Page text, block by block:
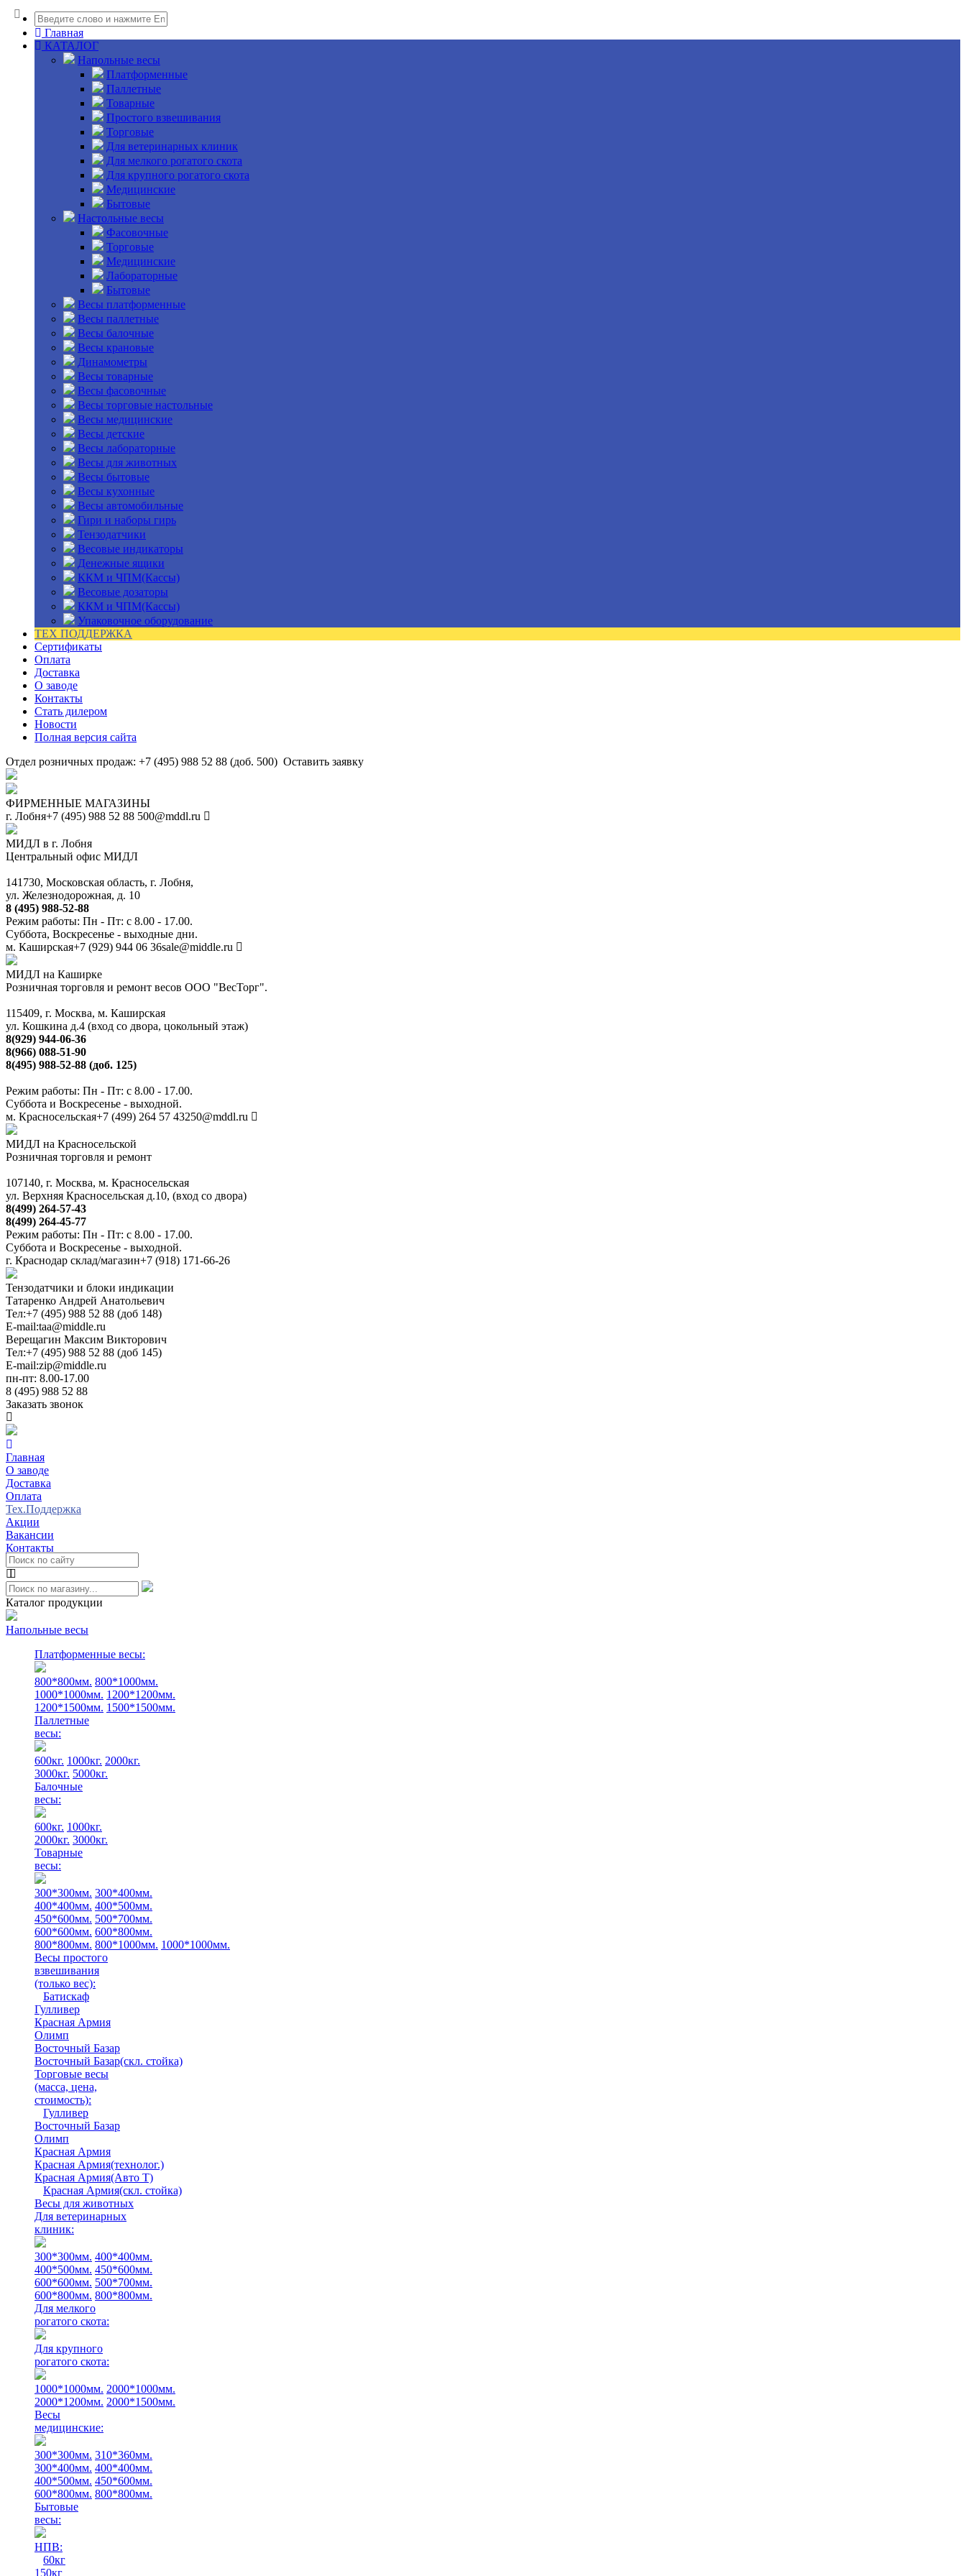
Главная
КАТАЛОГ
Напольные весы
Платформенные
Паллетные
Товарные
Простого взвешивания
Торговые
Для ветеринарных клиник
Для мелкого рогатого скота
Для крупного рогатого скота
Медицинские
Бытовые
Настольные весы
Фасовочные
Торговые
Медицинские
Лабораторные
Бытовые
Весы платформенные
Весы паллетные
Весы балочные
Весы крановые
Динамометры
Весы товарные
Весы фасовочные
Весы торговые настольные
Весы медицинские
Весы детские
Весы лабораторные
Весы для животных
Весы бытовые
Весы кухонные
Весы автомобильные
Гири и наборы гирь
Тензодатчики
Весовые индикаторы
Денежные ящики
ККМ и ЧПМ(Кассы)
Весовые дозаторы
ККМ и ЧПМ(Кассы)
Упаковочное оборудование
ТЕХ ПОДДЕРЖКА
Сертификаты
Оплата
Доставка
О заводе
Контакты
Стать дилером
Новости
Полная версия сайта
Отдел розничных продаж: +7 (495) 988 52 88 (доб. 500) Оставить заявку
ФИРМЕННЫЕ МАГАЗИНЫ
г. Лобня+7 (495) 988 52 88 500@mddl.ru
МИДЛ в г. Лобня
Центральный офис МИДЛ
141730, Московская область, г. Лобня,
ул. Железнодорожная, д. 10
8 (495) 988-52-88
Режим работы: Пн - Пт: с 8.00 - 17.00.
Суббота, Воскресенье - выходные дни.
м. Каширская+7 (929) 944 06 36sale@middle.ru
МИДЛ на Каширке
Розничная торговля и ремонт весов ООО "ВесТорг".
115409, г. Москва, м. Каширская
ул. Кошкина д.4 (вход со двора, цокольный этаж)
8(929) 944-06-36
8(966) 088-51-90
8(495) 988-52-88 (доб. 125)
Режим работы: Пн - Пт: с 8.00 - 17.00.
Суббота и Воскресенье - выходной.
м. Красносельская+7 (499) 264 57 43250@mddl.ru
МИДЛ на Красносельской
Розничная торговля и ремонт
107140, г. Москва, м. Красносельская
ул. Верхняя Красносельская д.10, (вход со двора)
8(499) 264-57-43
8(499) 264-45-77
Режим работы: Пн - Пт: с 8.00 - 17.00.
Суббота и Воскресенье - выходной.
г. Краснодар склад/магазин+7 (918) 171-66-26
Тензодатчики и блоки индикации
Татаренко Андрей Анатольевич
Тел:+7 (495) 988 52 88 (доб 148)
E-mail:taa@middle.ru
Верещагин Максим Викторович
Тел:+7 (495) 988 52 88 (доб 145)
E-mail:zip@middle.ru
пн-пт: 8.00-17.00
8 (495) 988 52 88
Заказать звонок
Главная
О заводе
Доставка
Оплата
Тех.Поддержка
Акции
Вакансии
Контакты
Каталог продукции
Напольные весы
Платформенные весы:
800*800мм. 800*1000мм.
1000*1000мм. 1200*1200мм.
1200*1500мм. 1500*1500мм.
Паллетные
весы:
600кг. 1000кг. 2000кг.
3000кг. 5000кг.
Балочные
весы:
600кг. 1000кг.
2000кг. 3000кг.
Товарные
весы:
300*300мм. 300*400мм.
400*400мм. 400*500мм.
450*600мм. 500*700мм.
600*600мм. 600*800мм.
800*800мм. 800*1000мм. 1000*1000мм.
Весы простого
взвешивания
(только вес):
Батискаф
Гулливер
Красная Армия
Олимп
Восточный Базар
Восточный Базар(скл. стойка)
Торговые весы
(масса, цена,
стоимость):
Гулливер
Восточный Базар
Олимп
Красная Армия
Красная Армия(технолог.)
Красная Армия(Авто Т)
Красная Армия(скл. стойка)
Весы для животных
Для ветеринарных
клиник:
300*300мм. 400*400мм.
400*500мм. 450*600мм.
600*600мм. 500*700мм.
600*800мм. 800*800мм.
Для мелкого
рогатого скота:
Для крупного
рогатого скота:
1000*1000мм. 2000*1000мм.
2000*1200мм. 2000*1500мм.
Весы
медицинские:
300*300мм. 310*360мм.
300*400мм. 400*400мм.
400*500мм. 450*600мм.
600*800мм. 800*800мм.
Бытовые
весы:
НПВ:
60кг
150кг